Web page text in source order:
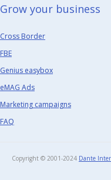
Grow your business​
Cross Border
FBE
Genius easybox
eMAG Ads
Marketing campaigns
FAQ
Copyright © 2001-2024 Dante